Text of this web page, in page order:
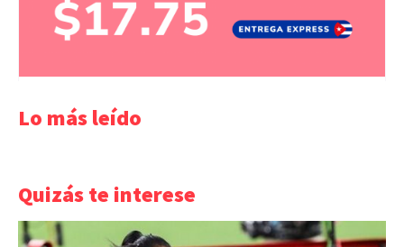
Lo más leído
Quizás te interese